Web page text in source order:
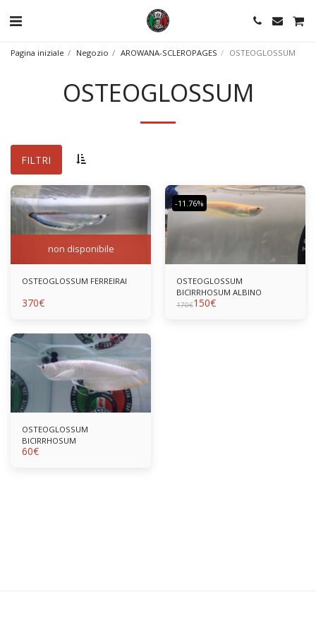
Pagina iniziale Negozio AROWANA-SCLEROPAGES OSTEOGLOSSUM
OSTEOGLOSSUM
FILTRI
non disponibile
OSTEOGLOSSUM FERREIRAI
370€
-11.76%
OSTEOGLOSSUM
BICIRRHOSUM ALBINO
170€150€
OSTEOGLOSSUM
BICIRRHOSUM
60€